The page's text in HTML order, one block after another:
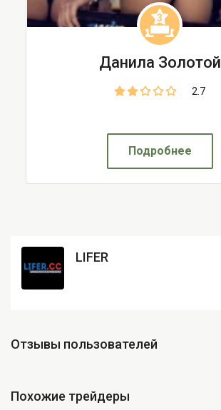
3
Данила Золотой
2.7
Подробнее
LIFER
Отзывы пользователей
Похожие трейдеры